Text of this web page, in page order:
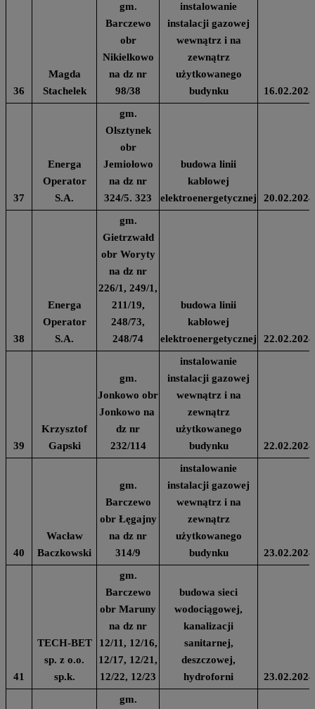
36
Magda
Stachelek
gm.
Barczewo
obr
Nikielkowo
na dz nr
98/38
instalowanie
instalacji gazowej
wewnątrz i na
zewnątrz
użytkowanego
budynku
16.02.2024
37
Energa
Operator
S.A.
gm.
Olsztynek
obr
Jemiołowo
na dz nr
324/5. 323
budowa linii
kablowej
elektroenergetycznej
20.02.2024
38
Energa
Operator
S.A.
gm.
Gietrzwałd
obr Woryty
na dz nr
226/1, 249/1,
211/19,
248/73,
248/74
budowa linii
kablowej
elektroenergetycznej
22.02.2024
39
Krzysztof
Gapski
gm.
Jonkowo obr
Jonkowo na
dz nr
232/114
instalowanie
instalacji gazowej
wewnątrz i na
zewnątrz
użytkowanego
budynku
22.02.2024
40
Wacław
Baczkowski
gm.
Barczewo
obr Łęgajny
na dz nr
314/9
instalowanie
instalacji gazowej
wewnątrz i na
zewnątrz
użytkowanego
budynku
23.02.2024
41
TECH-BET
sp. z o.o.
sp.k.
gm.
Barczewo
obr Maruny
na dz nr
12/11, 12/16,
12/17, 12/21,
12/22, 12/23
budowa sieci
wodociągowej,
kanalizacji
sanitarnej,
deszczowej,
hydroforni
23.02.2024
gm.